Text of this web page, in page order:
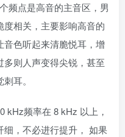
频点是高音的主音区，男
相关，主要影响高音的
色听起来清脆悦耳，增
则人声变得尖锐，甚至
耳。
kHz频率在 8 kHz 以上，
细，不必进行提升， 如果